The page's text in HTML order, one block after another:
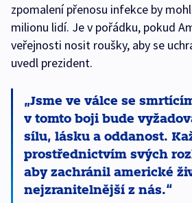
zpomalení přenosu infekce by
milionu lidí. Je v pořádku, pokud
veřejnosti nosit roušky, aby se
uvedl prezident.
Jsme ve válce se
v tomto boji bude
sílu, lásku a oddanost.
prostřednictvím svých
aby zachránil americké
nejzranitelnější z nás.